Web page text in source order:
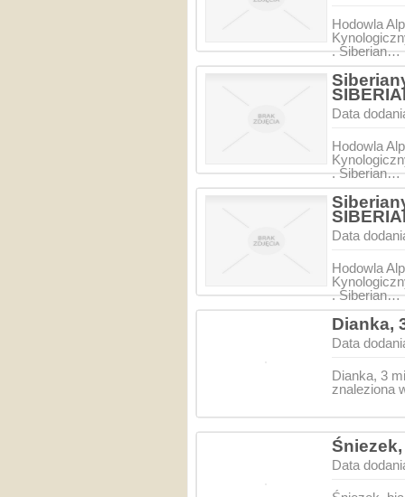
Hodowla
. Siberian…
Data
Hodowla
. Siberian…
Data
Hodowla
. Siberian…
Dianka,
Data
Dianka, 3
znaleziona
Data